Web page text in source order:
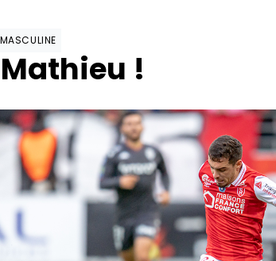
!